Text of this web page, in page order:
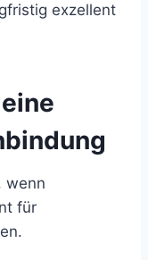
exzellent
wenn
für